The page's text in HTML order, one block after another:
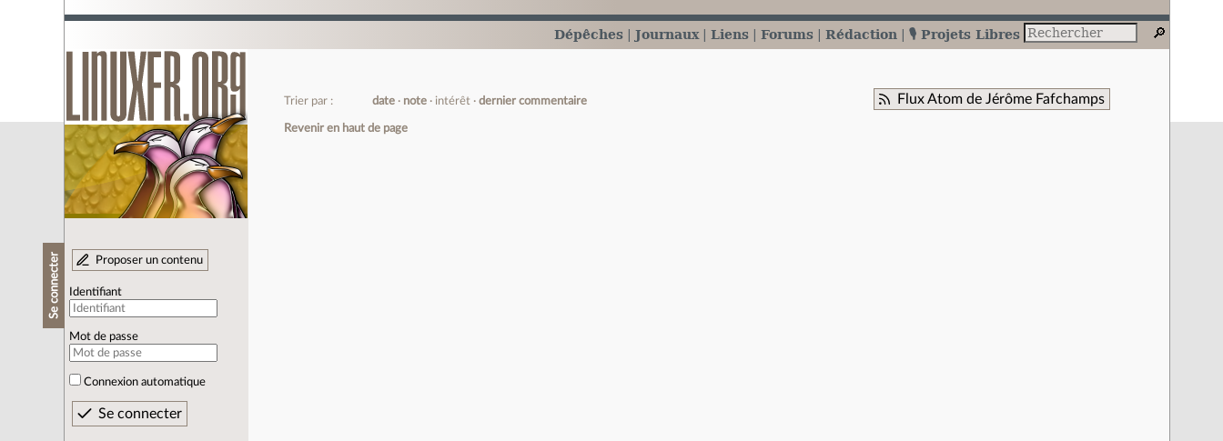
Dépêches Journaux Liens Forums Rédaction 🎙️ Projets Libres
Se connecter Proposer un contenu
Identifiant
Mot de passe
Connexion automatique
Flux Atom de Jérôme Fafchamps
Trier par : date note intérêt dernier commentaire
Revenir en haut de page